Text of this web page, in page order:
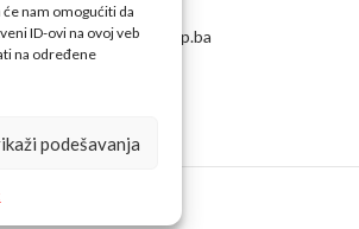
nam omogućiti da
ID-ovi na ovoj veb
na određene
podešavanja
Email:prodaja@belashop.ba